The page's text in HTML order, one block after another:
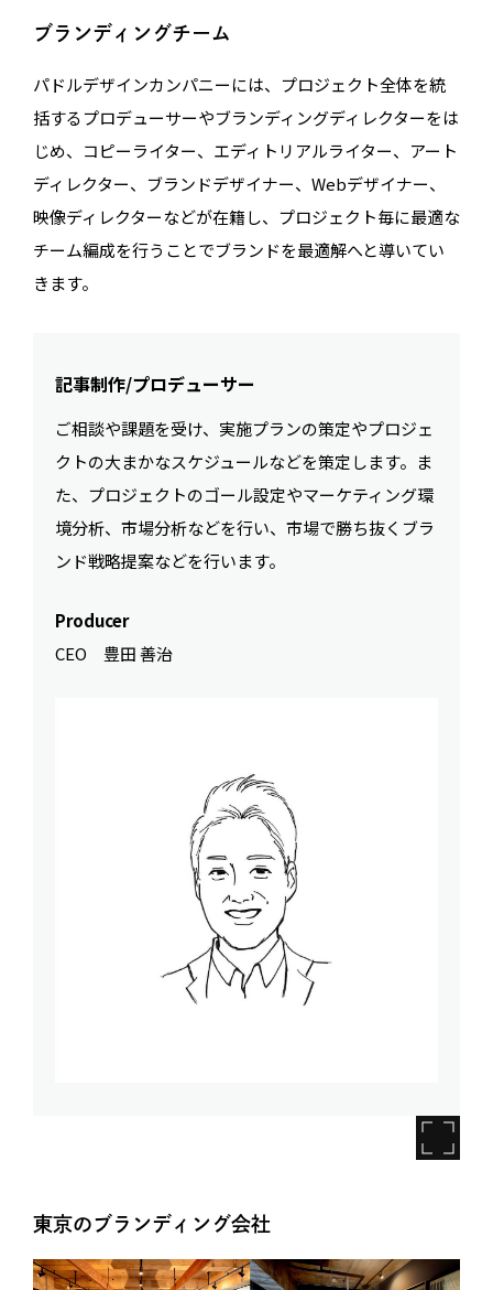
ブランディングチーム
パドルデザインカンパニーには、プロジェクト全体を統
括するプロデューサーやブランディングディレクターをは
じめ、コピーライター、エディトリアルライター、アート
ディレクター、ブランドデザイナー、Webデザイナー、
映像ディレクターなどが在籍し、プロジェクト毎に最適な
チーム編成を行うことでブランドを最適解へと導いてい
きます。
記事制作/プロデューサー
ご相談や課題を受け、実施プランの策定やプロジェ
クトの大まかなスケジュールなどを策定します。ま
た、プロジェクトのゴール設定やマーケティング環
境分析、市場分析などを行い、市場で勝ち抜くブラ
ンド戦略提案などを行います。
Producer
CEO 豊田 善治
東京のブランディング会社